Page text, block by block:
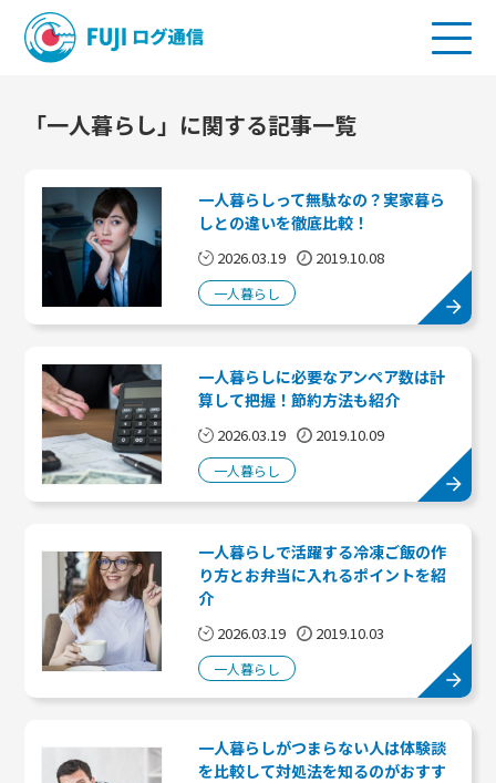
「一人暮らし」に関する記事一覧
一人暮らしって無駄なの？実家暮ら
しとの違いを徹底比較！
2026.03.19 2019.10.08
一人暮らし
一人暮らしに必要なアンペア数は計
算して把握！節約方法も紹介
2026.03.19 2019.10.09
一人暮らし
一人暮らしで活躍する冷凍ご飯の作
り方とお弁当に入れるポイントを紹
介
2026.03.19 2019.10.03
一人暮らし
一人暮らしがつまらない人は体験談
を比較して対処法を知るのがおすす